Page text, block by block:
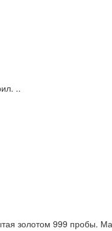
..
золотом 999 пробы.